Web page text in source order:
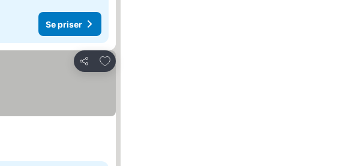
Se priser
Del
Føj til favoritter